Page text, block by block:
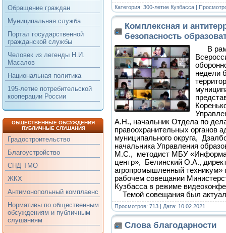
Обращение граждан
Муниципальная служба
Портал государственной
гражданской службы
Человек из легенды Н.И.
Масалов
Национальная политика
195-летие потребительской
кооперации России
ОБЩЕСТВЕННЫЕ ОБСУЖДЕНИЯ
ПУБЛИЧНЫЕ СЛУШАНИЯ
Градостроительство
Благоустройство
СНД ТМО
ЖКХ
Антимонопольный комплаенс
Нормативы по общественным
обсуждениям и публичным
слушаниям
Категория: 300-летие Кузбасса |
Комплексная и
безопасность
В
недели
А.Н., начальник Отдела по
правоохранительных органов
муниципального округа,
начальника Управления
М.С., методист МБУ
центр», Белинский О.А.,
агропромышленный техникум»
рабочем совещании
Кузбасса в режиме
Темой совещания был
Просмотров: 713 | Дата: 10.02.2021
Слова благодарности